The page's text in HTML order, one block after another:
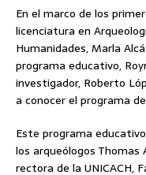
En el marco de los
licenciatura en
Humanidades, Marla
programa educativo,
investigador, Roberto
a conocer el programa
Este programa
los arqueólogos Thomas
rectora de la UNICACH,